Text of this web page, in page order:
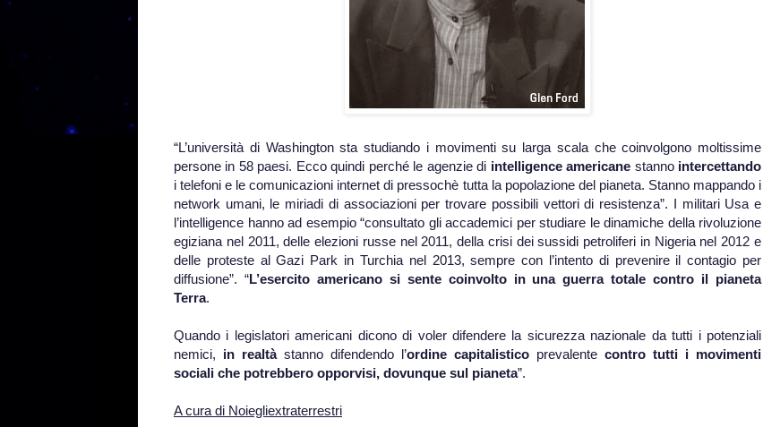
“L’università di Washington sta studiando i movimenti su larga scala che coinvolgono moltissime
persone in 58 paesi. Ecco quindi perché le agenzie di intelligence americane stanno intercettando
i telefoni e le comunicazioni internet di pressochè tutta la popolazione del pianeta. Stanno mappando i
network umani, le miriadi di associazioni per trovare possibili vettori di resistenza”. I militari Usa e
l’intelligence hanno ad esempio “consultato gli accademici per studiare le dinamiche della rivoluzione
egiziana nel 2011, delle elezioni russe nel 2011, della crisi dei sussidi petroliferi in Nigeria nel 2012 e
delle proteste al Gazi Park in Turchia nel 2013, sempre con l’intento di prevenire il contagio per
diffusione”. “L’esercito americano si sente coinvolto in una guerra totale contro il pianeta
Terra.
Quando i legislatori americani dicono di voler difendere la sicurezza nazionale da tutti i potenziali
nemici, in realtà stanno difendendo l’ordine capitalistico prevalente contro tutti i movimenti
sociali che potrebbero opporvisi, dovunque sul pianeta”.
A cura di Noiegliextraterrestri